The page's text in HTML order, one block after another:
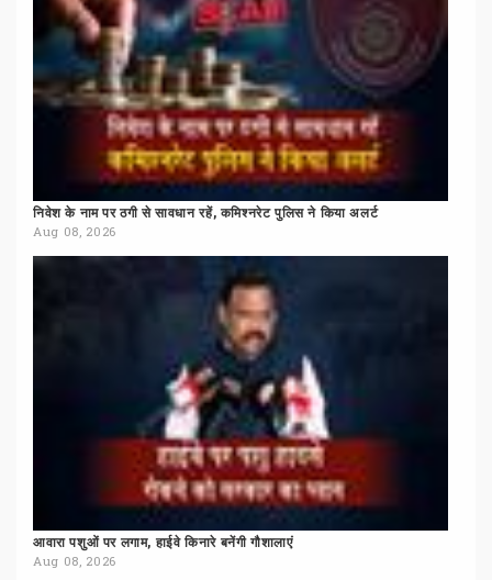
निवेश के नाम पर ठगी से सावधान रहें, कमिश्नरेट पुलिस ने किया अलर्ट
Aug 08, 2026
आवारा पशुओं पर लगाम, हाईवे किनारे बनेंगी गौशालाएं
Aug 08, 2026